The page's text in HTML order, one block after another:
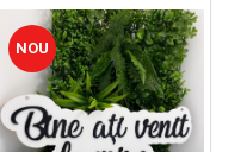
NOU